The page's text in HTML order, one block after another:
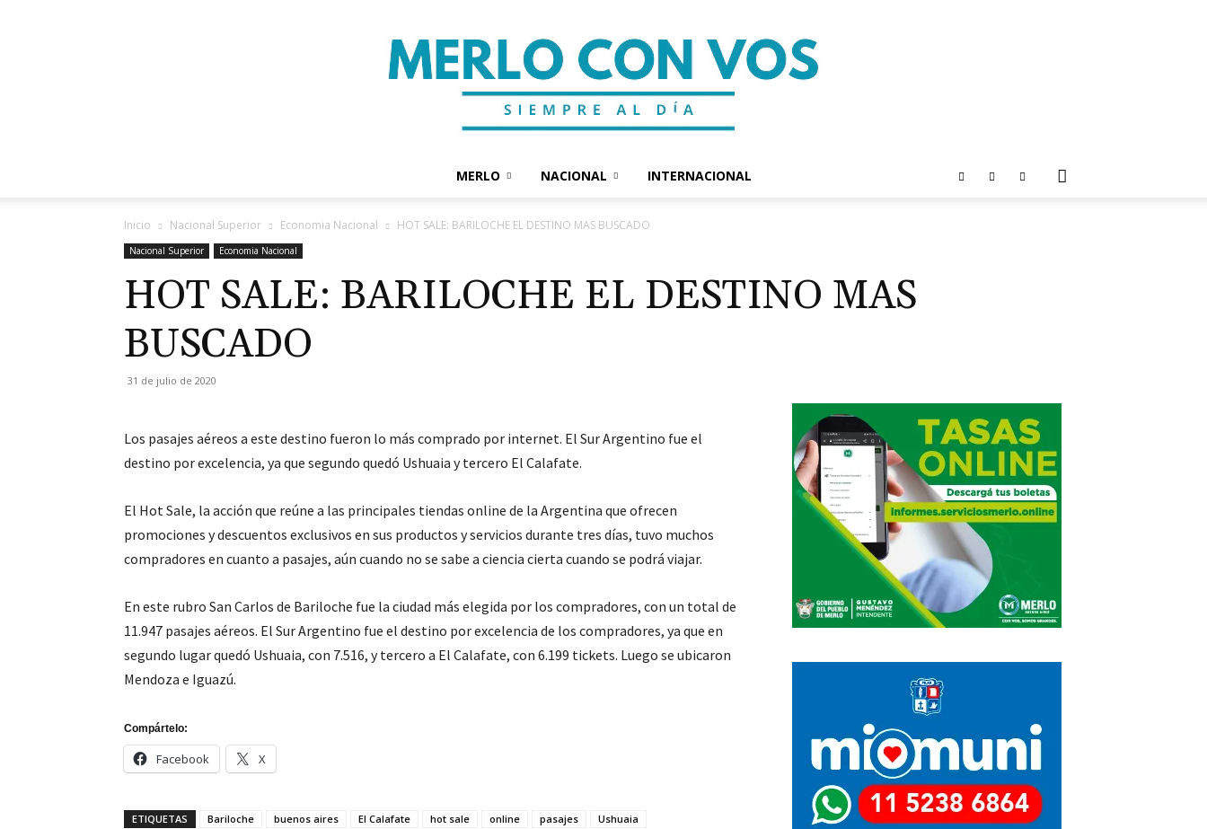
Vos
MERLO NACIONAL INTERNACIONAL
Inicio Nacional Superior Economia Nacional HOT SALE: BARILOCHE EL DESTINO MAS BUSCADO
Nacional Superior Economia Nacional
HOT SALE: BARILOCHE EL DESTINO MAS
BUSCADO
31 de julio de 2020
Los pasajes aéreos a este destino fueron lo más comprado por internet. El Sur Argentino fue el
destino por excelencia, ya que segundo quedó Ushuaia y tercero El Calafate.
El Hot Sale, la acción que reúne a las principales tiendas online de la Argentina que ofrecen
promociones y descuentos exclusivos en sus productos y servicios durante tres días, tuvo muchos
compradores en cuanto a pasajes, aún cuando no se sabe a ciencia cierta cuando se podrá viajar.
En este rubro San Carlos de Bariloche fue la ciudad más elegida por los compradores, con un total de
11.947 pasajes aéreos. El Sur Argentino fue el destino por excelencia de los compradores, ya que en
segundo lugar quedó Ushuaia, con 7.516, y tercero a El Calafate, con 6.199 tickets. Luego se ubicaron
Mendoza e Iguazú.
Compártelo:
Facebook X
ETIQUETAS Bariloche buenos aires El Calafate hot sale online pasajes Ushuaia